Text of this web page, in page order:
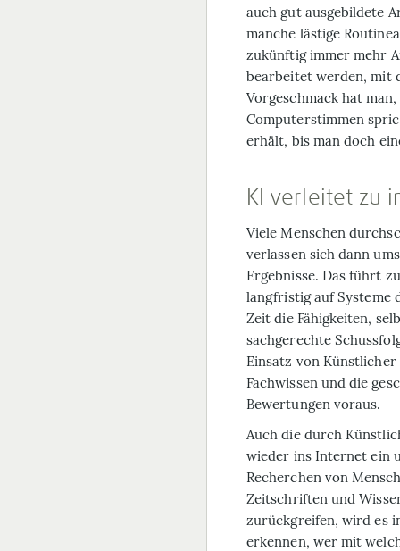
auch gut ausgebildete
manche lästige
zukünftig immer mehr
bearbeitet werden, mit
Vorgeschmack hat
Computerstimmen
erhält, bis man doch
KI verleitet zu
Viele Menschen
verlassen sich dann
Ergebnisse. Das führt
langfristig auf Systeme
Zeit die Fähigkeiten,
sachgerechte
Einsatz von
Fachwissen und die
Bewertungen voraus.
Auch die durch
wieder ins Internet ein
Recherchen von
Zeitschriften und
zurückgreifen, wird es
erkennen, wer mit